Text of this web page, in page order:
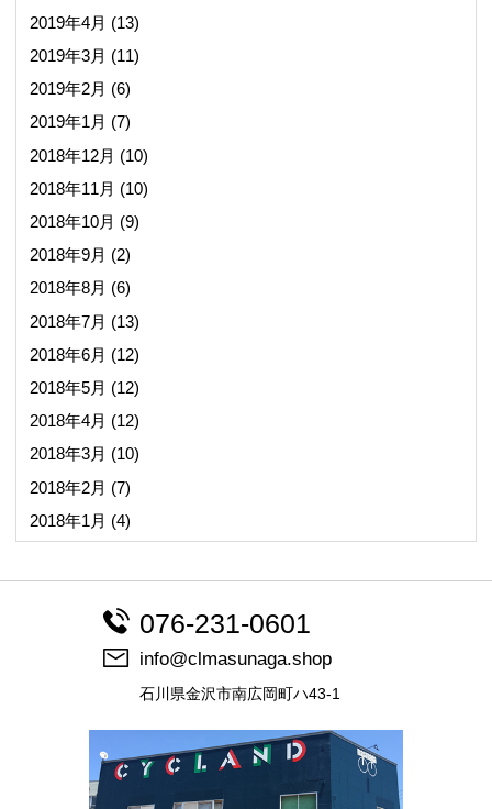
2019年4月 (13)
2019年3月 (11)
2019年2月 (6)
2019年1月 (7)
2018年12月 (10)
2018年11月 (10)
2018年10月 (9)
2018年9月 (2)
2018年8月 (6)
2018年7月 (13)
2018年6月 (12)
2018年5月 (12)
2018年4月 (12)
2018年3月 (10)
2018年2月 (7)
2018年1月 (4)
076-231-0601
info@clmasunaga.shop
石川県金沢市南広岡町ハ43-1